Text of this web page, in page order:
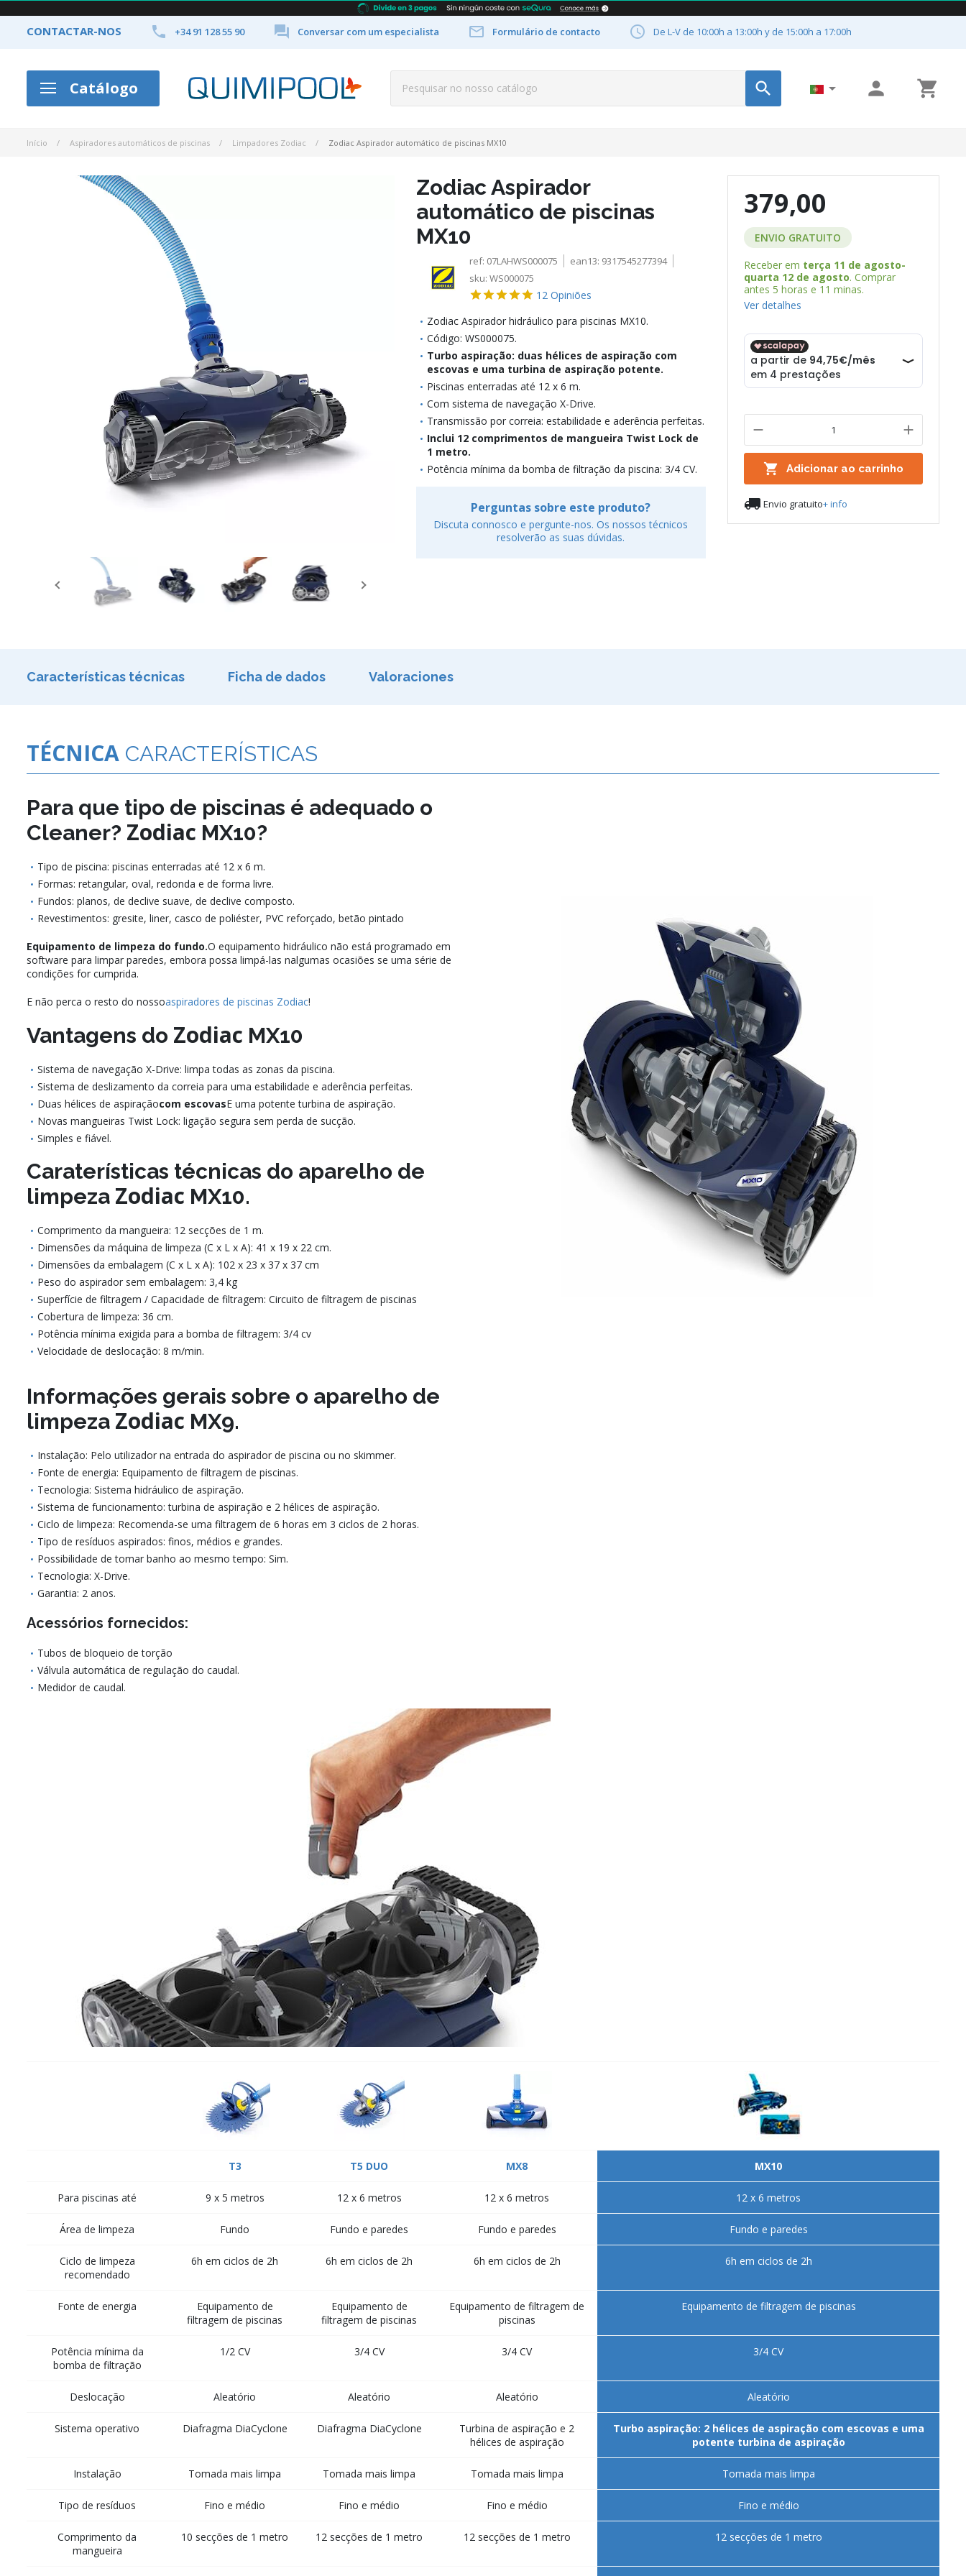
CONTACTAR-NOS  +34 91 128 55 90  Conversar com um especialista  Formulário de contacto  De L-V de 10:00h a 13:00h y de 15:00h a 17:00h
Catálogo    
Início Aspiradores automáticos de piscinas Limpadores Zodiac Zodiac Aspirador automático de piscinas MX10
Zodiac Aspirador
automático de piscinas
MX10
ref: 07LAHWS000075 ean13: 9317545277394
sku:WS000075
12Opiniões
Zodiac Aspirador hidráulico para piscinas MX10.
Código: WS000075.
Turbo aspiração: duas hélices de aspiração com
escovas e uma turbina de aspiração potente.
Piscinas enterradas até 12 x 6 m.
Com sistema de navegação X-Drive.
Transmissão por correia: estabilidade e aderência perfeitas.
Inclui 12 comprimentos de mangueira Twist Lock de
1 metro.
Potência mínima da bomba de filtração da piscina: 3/4 CV.
Perguntas sobre este produto?
Discuta connosco e pergunte-nos. Os nossos técnicos
resolverão as suas dúvidas.
379,00
ENVIO GRATUITO
Receber em terça 11 de agosto-
quarta 12 de agosto. Comprar
antes 5 horas e 11 minas.
Ver detalhes
 Adicionar ao carrinho
 Envio gratuito+ info
Características técnicas Ficha de dados Valoraciones
TÉCNICA CARACTERÍSTICAS
Para que tipo de piscinas é adequado o
Cleaner? Zodiac MX10?
Tipo de piscina: piscinas enterradas até 12 x 6 m.
Formas: retangular, oval, redonda e de forma livre.
Fundos: planos, de declive suave, de declive composto.
Revestimentos: gresite, liner, casco de poliéster, PVC reforçado, betão pintado
Equipamento de limpeza do fundo.O equipamento hidráulico não está programado em
software para limpar paredes, embora possa limpá-las nalgumas ocasiões se uma série de
condições for cumprida.
E não perca o resto do nossoaspiradores de piscinas Zodiac!
Vantagens do Zodiac MX10
Sistema de navegação X-Drive: limpa todas as zonas da piscina.
Sistema de deslizamento da correia para uma estabilidade e aderência perfeitas.
Duas hélices de aspiraçãocom escovasE uma potente turbina de aspiração.
Novas mangueiras Twist Lock: ligação segura sem perda de sucção.
Simples e fiável.
Caraterísticas técnicas do aparelho de
limpeza Zodiac MX10.
Comprimento da mangueira: 12 secções de 1 m.
Dimensões da máquina de limpeza (C x L x A): 41 x 19 x 22 cm.
Dimensões da embalagem (C x L x A): 102 x 23 x 37 x 37 cm
Peso do aspirador sem embalagem: 3,4 kg
Superfície de filtragem / Capacidade de filtragem: Circuito de filtragem de piscinas
Cobertura de limpeza: 36 cm.
Potência mínima exigida para a bomba de filtragem: 3/4 cv
Velocidade de deslocação: 8 m/min.
Informações gerais sobre o aparelho de
limpeza Zodiac MX9.
Instalação: Pelo utilizador na entrada do aspirador de piscina ou no skimmer.
Fonte de energia: Equipamento de filtragem de piscinas.
Tecnologia: Sistema hidráulico de aspiração.
Sistema de funcionamento: turbina de aspiração e 2 hélices de aspiração.
Ciclo de limpeza: Recomenda-se uma filtragem de 6 horas em 3 ciclos de 2 horas.
Tipo de resíduos aspirados: finos, médios e grandes.
Possibilidade de tomar banho ao mesmo tempo: Sim.
Tecnologia: X-Drive.
Garantia: 2 anos.
Acessórios fornecidos:
Tubos de bloqueio de torção
Válvula automática de regulação do caudal.
Medidor de caudal.
T3 T5 DUO MX8 MX10
Para piscinas até 9 x 5 metros 12 x 6 metros 12 x 6 metros 12 x 6 metros
Área de limpeza Fundo Fundo e paredes Fundo e paredes Fundo e paredes
Ciclo de limpeza
recomendado
6h em ciclos de 2h 6h em ciclos de 2h 6h em ciclos de 2h 6h em ciclos de 2h
Fonte de energia
Equipamento de
filtragem de piscinas
Equipamento de
filtragem de piscinas
Equipamento de filtragem de
piscinas
Equipamento de filtragem de piscinas
Potência mínima da
bomba de filtração
1/2 CV 3/4 CV 3/4 CV 3/4 CV
Deslocação Aleatório Aleatório Aleatório Aleatório
Sistema operativo Diafragma DiaCyclone Diafragma DiaCyclone
Turbina de aspiração e 2
hélices de aspiração
Turbo aspiração: 2 hélices de aspiração com escovas e uma
potente turbina de aspiração
Instalação Tomada mais limpa Tomada mais limpa Tomada mais limpa Tomada mais limpa
Tipo de resíduos Fino e médio Fino e médio Fino e médio Fino e médio
Comprimento da
mangueira
10 secções de 1 metro 12 secções de 1 metro 12 secções de 1 metro 12 secções de 1 metro